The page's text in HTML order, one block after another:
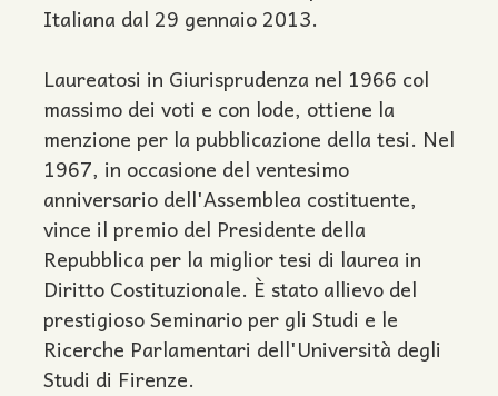
Italiana dal 29 gennaio 2013.
Laureatosi in Giurisprudenza nel 1966 col
massimo dei voti e con lode, ottiene la
menzione per la pubblicazione della tesi. Nel
1967, in occasione del ventesimo
anniversario dell'Assemblea costituente,
vince il premio del Presidente della
Repubblica per la miglior tesi di laurea in
Diritto Costituzionale. È stato allievo del
prestigioso Seminario per gli Studi e le
Ricerche Parlamentari dell'Università degli
Studi di Firenze.